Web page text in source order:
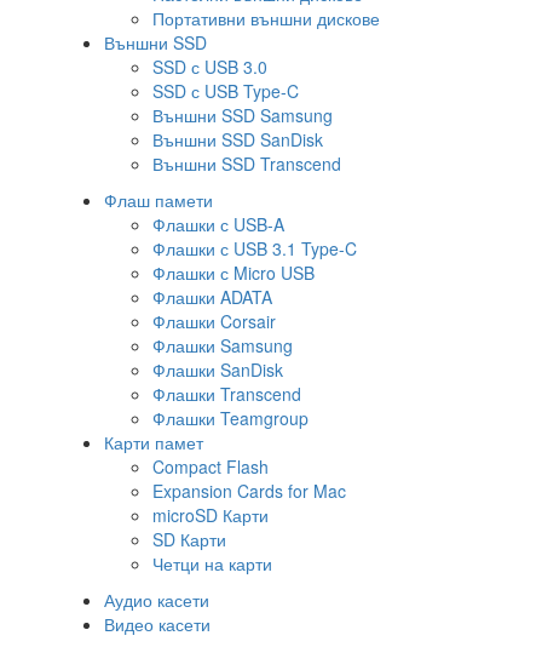
Портативни външни дискове
Външни SSD
SSD с USB 3.0
SSD с USB Type-C
Външни SSD Samsung
Външни SSD SanDisk
Външни SSD Transcend
Флаш памети
Флашки с USB-A
Флашки с USB 3.1 Type-C
Флашки с Micro USB
Флашки ADATA
Флашки Corsair
Флашки Samsung
Флашки SanDisk
Флашки Transcend
Флашки Teamgroup
Карти памет
Compact Flash
Expansion Cards for Mac
microSD Карти
SD Карти
Четци на карти
Аудио касети
Видео касети